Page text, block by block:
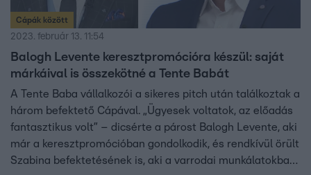
Cápák között
2023. február 13. 11:54
Balogh Levente keresztpromócióra készül: saját
márkáival is összekötné a Tente Babát
A Tente Baba vállalkozói a sikeres pitch után találkoztak a
három befektető Cápával. „Ügyesek voltatok, az előadás
fantasztikus volt” – dicsérte a párost Balogh Levente, aki
már a keresztpromócióban gondolkodik, és rendkívül örült
Szabina befektetésének is, aki a varrodai munkálatokban